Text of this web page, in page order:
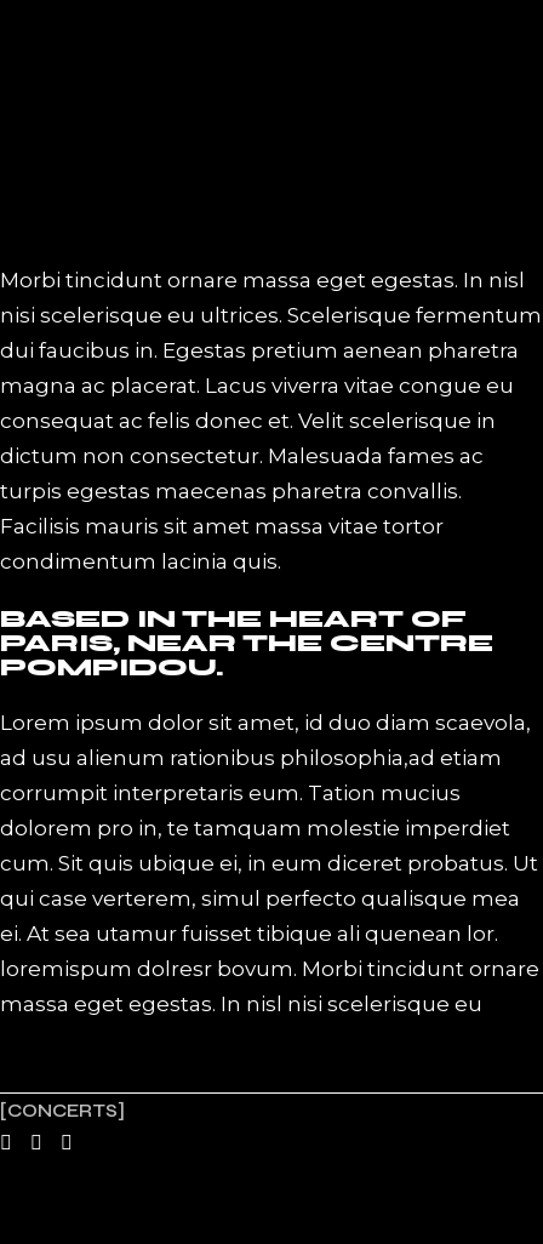
Morbi tincidunt ornare massa eget egestas. In nisl
nisi scelerisque eu ultrices. Scelerisque fermentum
dui faucibus in. Egestas pretium aenean pharetra
magna ac placerat. Lacus viverra vitae congue eu
consequat ac felis donec et. Velit scelerisque in
dictum non consectetur. Malesuada fames ac
turpis egestas maecenas pharetra convallis.
Facilisis mauris sit amet massa vitae tortor
condimentum lacinia quis.
BASED IN THE HEART OF
PARIS, NEAR THE CENTRE
POMPIDOU.
Lorem ipsum dolor sit amet, id duo diam scaevola,
ad usu alienum rationibus philosophia,ad etiam
corrumpit interpretaris eum. Tation mucius
dolorem pro in, te tamquam molestie imperdiet
cum. Sit quis ubique ei, in eum diceret probatus. Ut
qui case verterem, simul perfecto qualisque mea
ei. At sea utamur fuisset tibique ali quenean lor.
loremispum dolresr bovum. Morbi tincidunt ornare
massa eget egestas. In nisl nisi scelerisque eu
CONCERTS